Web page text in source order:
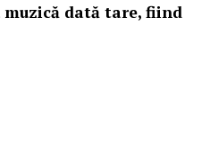
dată tare, fiind